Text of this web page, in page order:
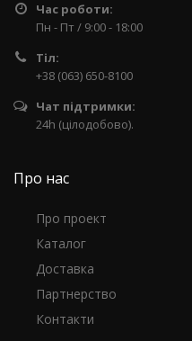
Час роботи:
Пн - Пт / 9:00 - 18:00
Тіл:
+38 (063) 650-8100
Чат підтримки:
24h (цілодобово).
Про нас
Про проект
Каталог
Доставка
Партнерство
Контакти